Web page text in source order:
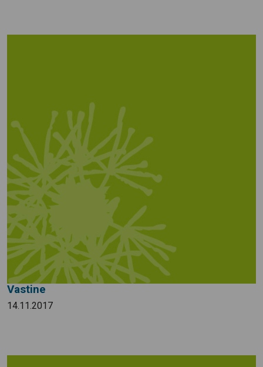
Vastine
14.11.2017